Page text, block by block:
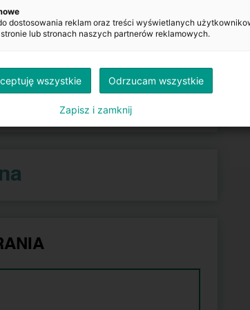
Kopiuj
dostosowania reklam oraz treści wyświetlanych
lub stronach naszych partnerów reklamowych.
wszystkie Odrzucam wszystkie
Zapisz i zamknij